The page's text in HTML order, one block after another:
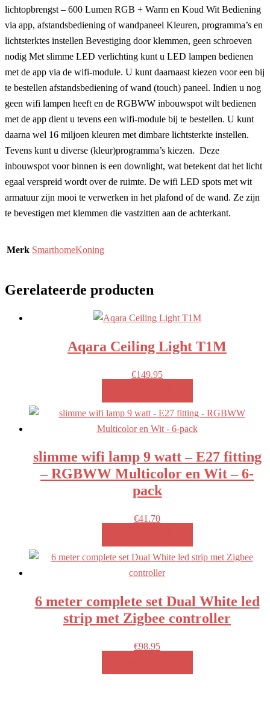
lichtopbrengst – 600 Lumen RGB + Warm en Koud Wit Bediening
via app, afstandsbediening of wandpaneel Kleuren, programma’s en
lichtsterktes instellen Bevestiging door klemmen, geen schroeven
nodig Met slimme LED verlichting kunt u LED lampen bedienen
met de app via de wifi-module. U kunt daarnaast kiezen voor een bij
te bestellen afstandsbediening of wand (touch) paneel. Indien u nog
geen wifi lampen heeft en de RGBWW inbouwspot wilt bedienen
met de app dient u tevens een wifi-module bij te bestellen. U kunt
daarna wel 16 miljoen kleuren met dimbare lichtsterkte instellen.
Tevens kunt u diverse (kleur)programma’s kiezen. Deze
inbouwspot voor binnen is een downlight, wat betekent dat het licht
egaal verspreid wordt over de ruimte. De wifi LED spots met wit
armatuur zijn mooi te verwerken in het plafond of de wand. Ze zijn
te bevestigen met klemmen die vastzitten aan de achterkant.
Merk SmarthomeKoning
Gerelateerde producten
Aqara Ceiling Light T1M
€149.95
slimme wifi lamp 9 watt – E27 fitting
– RGBWW Multicolor en Wit – 6-
pack
€41.70
6 meter complete set Dual White led
strip met Zigbee controller
€98.95